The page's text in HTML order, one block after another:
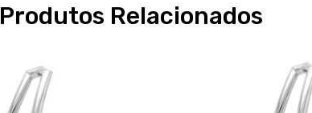
Produtos Relacionados